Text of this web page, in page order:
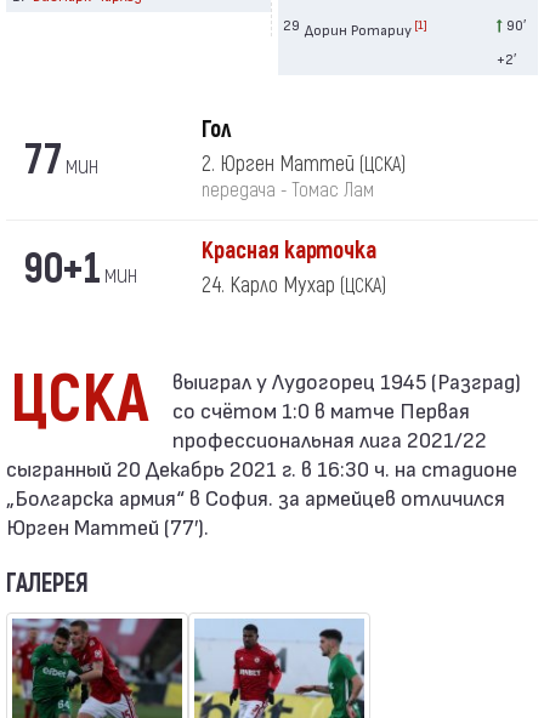
29 Дорин Ротариу [1]
90′
+2′
77 мин
Гол
2. Юрген Маттей (ЦСКА)
передача - Томас Лам
90+1 мин
Красная карточка
24. Карло Мухар (ЦСКА)
ЦСКА
со счётом 1:0 в матче Первая
профессиональная лига 2021/22
сыгранный 20 Декабрь 2021 г. в 16:30 ч. на стадионе
„Болгарска армия“ в София. за армейцев отличился
Юрген Маттей (77′).
ГАЛЕРЕЯ